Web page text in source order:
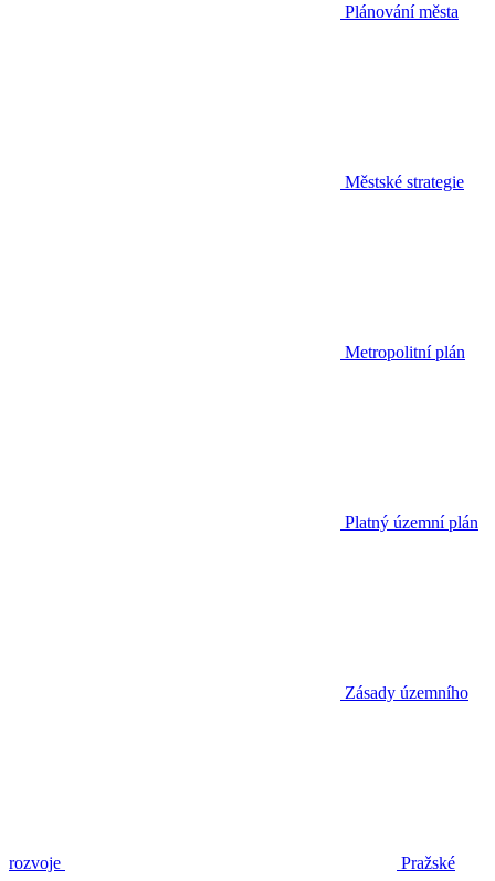
Plánování města
Městské strategie
Metropolitní plán
Platný územní plán
Zásady územního
rozvoje Pražské